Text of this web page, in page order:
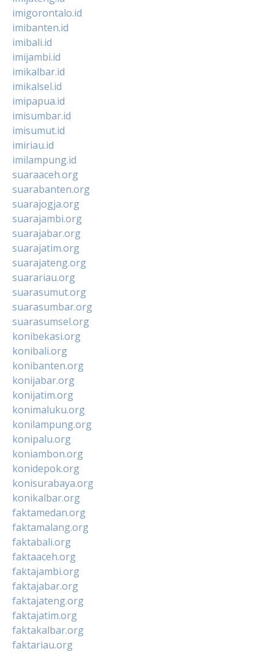
imigorontalo.id
imibanten.id
imibali.id
imijambi.id
imikalbar.id
imikalsel.id
imipapua.id
imisumbar.id
imisumut.id
imiriau.id
imilampung.id
suaraaceh.org
suarabanten.org
suarajogja.org
suarajambi.org
suarajabar.org
suarajatim.org
suarajateng.org
suarariau.org
suarasumut.org
suarasumbar.org
suarasumsel.org
konibekasi.org
konibali.org
konibanten.org
konijabar.org
konijatim.org
konimaluku.org
konilampung.org
konipalu.org
koniambon.org
konidepok.org
konisurabaya.org
konikalbar.org
faktamedan.org
faktamalang.org
faktabali.org
faktaaceh.org
faktajambi.org
faktajabar.org
faktajateng.org
faktajatim.org
faktakalbar.org
faktariau.org